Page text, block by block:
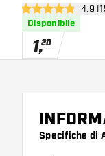
Coated
apri
4.9 stelle di 4.9
Disponibile
1,20
Specifiche di